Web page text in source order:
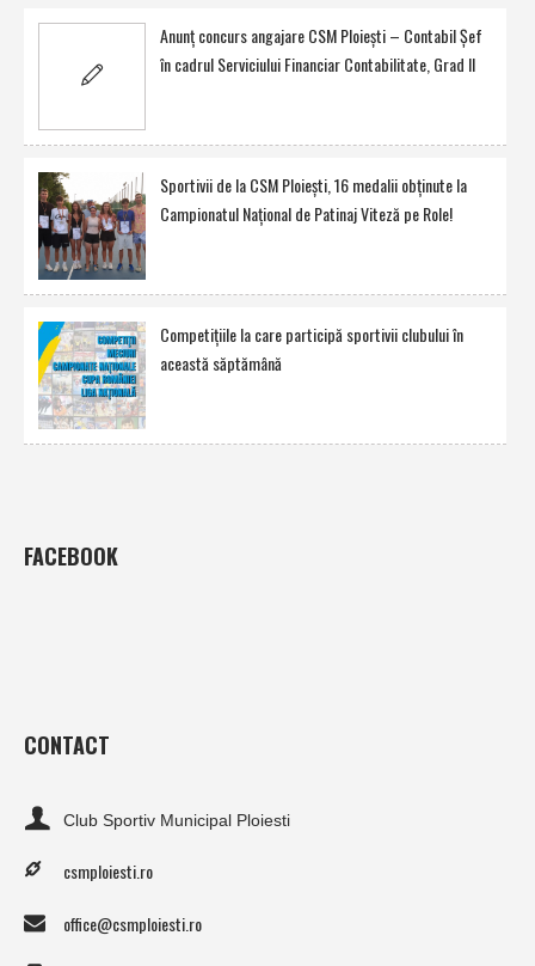
Anunţ concurs angajare CSM Ploieşti – Contabil Şef
în cadrul Serviciului Financiar Contabilitate, Grad II
Sportivii de la CSM Ploieşti, 16 medalii obţinute la
Campionatul Naţional de Patinaj Viteză pe Role!
Competiţiile la care participă sportivii clubului în
această săptămână
FACEBOOK
CONTACT
Club Sportiv Municipal Ploiesti
csmploiesti.ro
office@csmploiesti.ro